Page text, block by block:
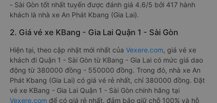
- Sài Gòn tốt nhất tuyến được đánh giá 4.6/5 bởi 417 hành
khách là nhà xe An Phát Kbang (Gia Lai).
2. Giá vé xe KBang - Gia Lai Quận 1 - Sài Gòn
Hiện tại, theo cập nhật mới nhất của Vexere.com, giá vé xe
khách đi Quận 1 - Sài Gòn từ KBang - Gia Lai có mức giá dao
động từ 380000 đồng - 550000 đồng. Trong đó, nhà xe An
Phát Kbang (Gia Lai) có giá vé rẻ nhất, chỉ 380000 đồng. Đặt
vé xe KBang - Gia Lai Quận 1 - Sài Gòn chính hãng tại
Vexere.com để có giá rẻ nhất, đảm bảo giữ chỗ 100% và hỗ